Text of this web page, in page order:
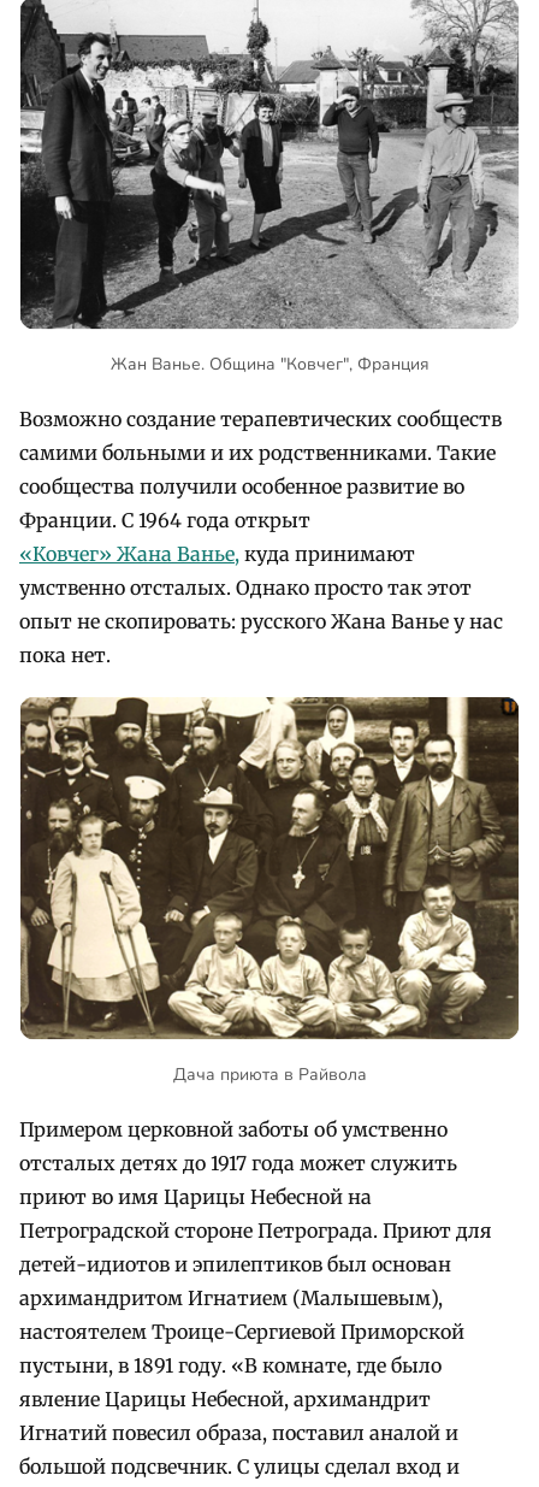
Жан Ванье. Община "Ковчег", Франция
Возможно создание терапевтических сообществ
самими больными и их родственниками. Такие
сообщества получили особенное развитие во
Франции. С 1964 года открыт
«Ковчег» Жана Ванье, куда принимают
умственно отсталых. Однако просто так этот
опыт не скопировать: русского Жана Ванье у нас
пока нет.
Дача приюта в Райвола
Примером церковной заботы об умственно
отсталых детях до 1917 года может служить
приют во имя Царицы Небесной на
Петроградской стороне Петрограда. Приют для
детей-идиотов и эпилептиков был основан
архимандритом Игнатием (Малышевым),
настоятелем Троице-Сергиевой Приморской
пустыни, в 1891 году. «В комнате, где было
явление Царицы Небесной, архимандрит
Игнатий повесил образа, поставил аналой и
большой подсвечник. С улицы сделал вход и